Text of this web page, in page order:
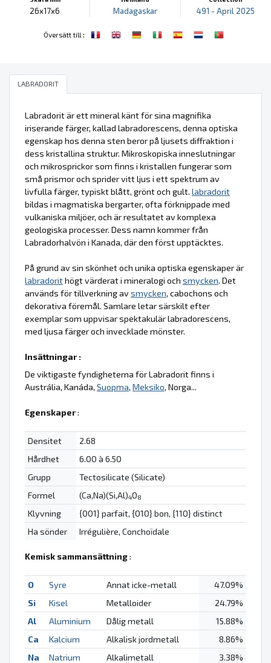
26x17x6 Madagaskar 491 - April 2025
Översätt till :
LABRADORIT
Labradorit är ett mineral känt för sina magnifika
iriserande färger, kallad labradorescens, denna optiska
egenskap hos denna sten beror på ljusets diffraktion i
dess kristallina struktur. Mikroskopiska inneslutningar
och mikrosprickor som finns i kristallen fungerar som
små prismor och sprider vitt ljus i ett spektrum av
livfulla färger, typiskt blått, grönt och gult. labradorit
bildas i magmatiska bergarter, ofta förknippade med
vulkaniska miljöer, och är resultatet av komplexa
geologiska processer. Dess namn kommer från
Labradorhalvön i Kanada, där den först upptäcktes.
På grund av sin skönhet och unika optiska egenskaper är
labradorithögt värderat i mineralogi och smycken. Det
används för tillverkning avsmycken, cabochons och
dekorativa föremål. Samlare letar särskilt efter
exemplar som uppvisar spektakulär labradorescens,
med ljusa färger och invecklade mönster.
Insättningar :
De viktigaste fyndigheterna för Labradorit finns i
Austrália, Kanáda, Suopma, Meksiko, Norga...
Egenskaper:
Densitet
2.68
Hårdhet
6.00 à 6.50
Grupp
Tectosilicate (Silicate)
Formel
(Ca,Na)(Si,Al)4O8
Klyvning
{001} parfait, {010} bon, {110} distinct
Ha sönder
Irrégulière, Conchoïdale
Kemisk sammansättning:
O Syre Annat icke-metall
47.09%
Si
Kisel Metalloider
24.79%
Al
Aluminium Dålig metall
15.88%
Ca
Kalcium Alkalisk jordmetall
8.86%
Na
Natrium Alkalimetall
3.38%